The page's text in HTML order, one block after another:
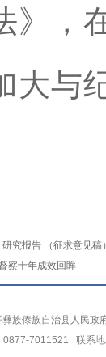
》，
大与
究报告 （征求意见稿
察十年成效回眸
彝族傣族自治县人民
0877-7011521 联系